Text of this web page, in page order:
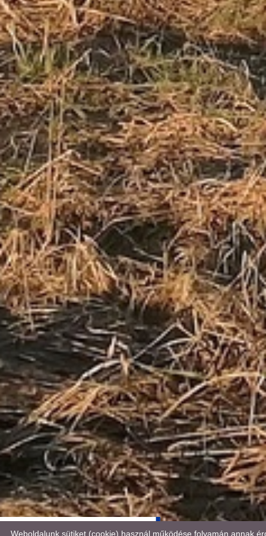
Weboldalunk sütiket (cookie) használ működése folyamán annak